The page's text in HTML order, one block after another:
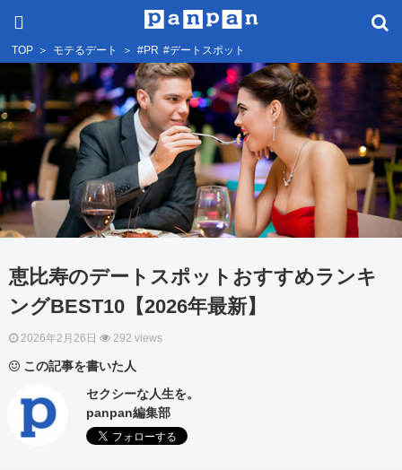
TOP ＞ モテるデート ＞ #PR #デートスポット
恵比寿のデートスポットおすすめランキ
ングBEST10【2026年最新】
2026年2月26日 292 views
この記事を書いた人
セクシーな人生を。
panpan編集部